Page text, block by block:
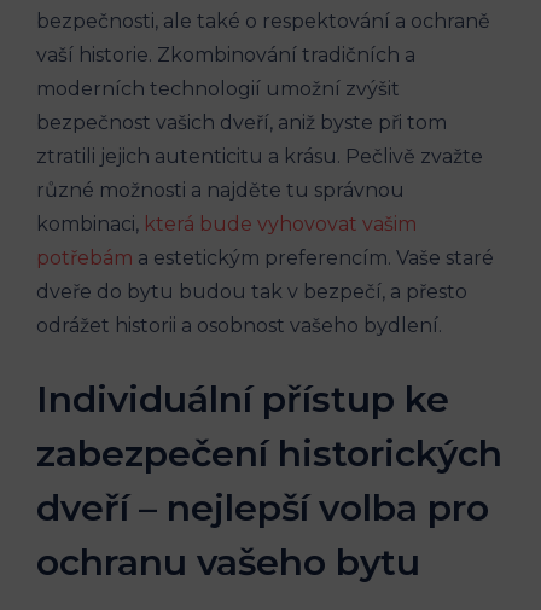
bezpečnosti, ale také o respektování a ochraně
vaší historie. Zkombinování tradičních a
moderních technologií umožní zvýšit
bezpečnost vašich dveří, aniž byste při tom
ztratili jejich autenticitu a krásu. Pečlivě zvažte
různé možnosti a najděte tu správnou
kombinaci, která bude vyhovovat vašim
potřebám a estetickým preferencím. Vaše staré
dveře do bytu budou tak v bezpečí, a přesto
odrážet historii a osobnost vašeho bydlení.
Individuální přístup ke
zabezpečení historických
dveří – nejlepší volba pro
ochranu vašeho bytu